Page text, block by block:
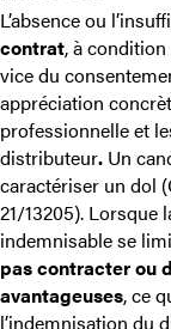
L’absence ou
contrat, à condition
vice du
appréciation
professionnelle et
distributeur. Un
caractériser un dol (
21/13205). Lorsque
indemnisable se
pas contracter ou
avantageuses, ce
l’indemnisation du